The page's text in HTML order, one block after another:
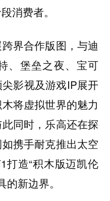
消费者。
界合作版图，与迪
、堡垒之夜、宝可
影视及游戏IP展开
将虚拟世界的魅力
同时，乐高还在探
携手耐克推出太空
打造“积木版迈凯伦
新边界。